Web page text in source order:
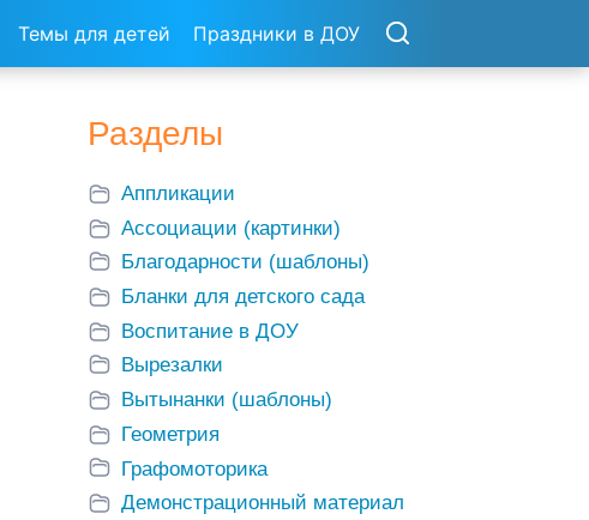
Темы для детей Праздники в ДОУ
Разделы
Аппликации
Ассоциации (картинки)
Благодарности (шаблоны)
Бланки для детского сада
Воспитание в ДОУ
Вырезалки
Вытынанки (шаблоны)
Геометрия
Графомоторика
Демонстрационный материал